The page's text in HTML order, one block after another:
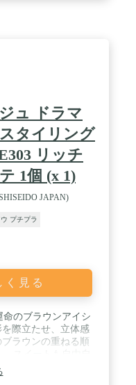
ュ ドラマ
タイリング
リッチ
1個 (x 1)
JAPAN)
プチプラ
く見る
命のブラウンアイシ
際立たせ、立体感
ラウンの重ねる順
や・くすみのな
べ。効果には個人